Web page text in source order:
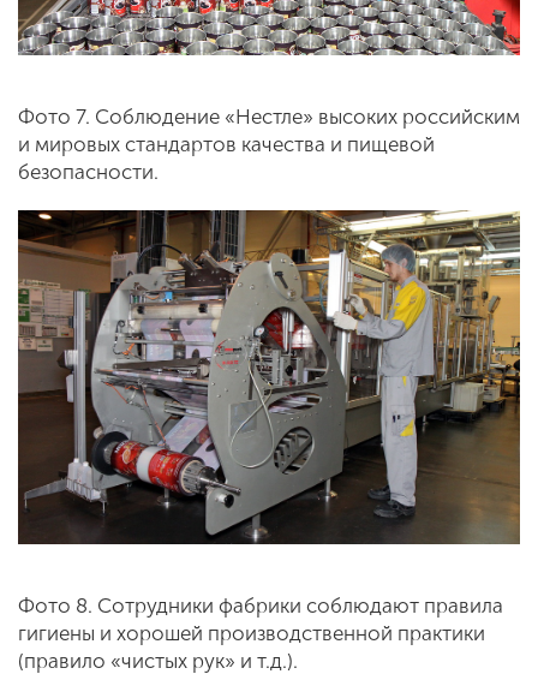
Фото 7. Соблюдение «Нестле» высоких российским
и мировых стандартов качества и пищевой
безопасности.
Фото 8. Сотрудники фабрики соблюдают правила
гигиены и хорошей производственной практики
(правило «чистых рук» и т.д.).